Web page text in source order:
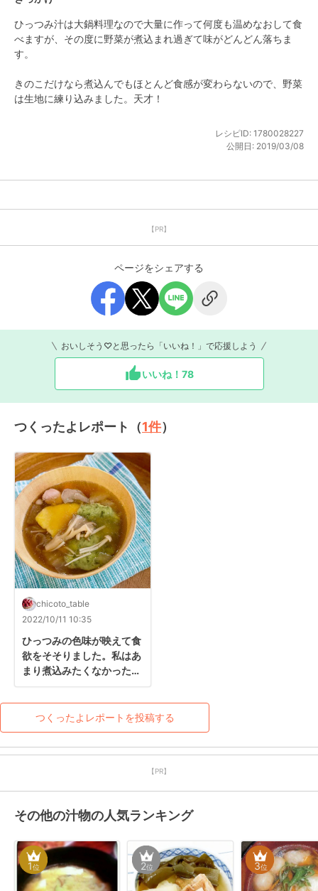
ひっつみ汁は大鍋料理なので大量に作って何度も温めなおして食
べますが、その度に野菜が煮込まれ過ぎて味がどんどん落ちま
す。
きのこだけなら煮込んでもほとんど食感が変わらないので、野菜
は生地に練り込みました。天才！
レシピID: 1780028227
公開日: 2019/03/08
【PR】
ページをシェアする
おいしそう♡と思ったら「いいね！」で応援しよう
いいね！ 78
つくったよレポート（1件）
chicoto_table
2022/10/11 10:35
ひっつみの色味が映えて食
欲をそそりました。私はあ
まり煮込みたくなかったの
ました。小松菜が青々とし
たまま食べられて良いです
ね。天才！
つくったよレポートを投稿する
【PR】
その他の汁物の人気ランキング
1位 2位 3位